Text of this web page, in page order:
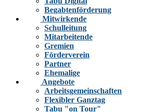
Begabtenförderung
Mitwirkende
Schulleitung
Mitarbeitende
Gremien
Förderverein
Partner
Ehemalige
Angebote
Arbeitsgemeinschaften
Flexibler Ganztag
Tabu "on Tour"